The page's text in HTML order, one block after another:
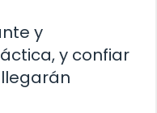
y
y confiar